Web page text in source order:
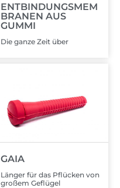
ENTBINDUNGSMEM
BRANEN AUS
GUMMI
Die ganze Zeit über
GAIA
Länger für das Pflücken von
großem Geflügel